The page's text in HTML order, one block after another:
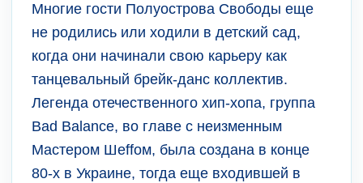
Многие гости Полуострова Свободы еще
не родились или ходили в детский сад,
когда они начинали свою карьеру как
танцевальный брейк-данс коллектив.
Легенда отечественного хип-хопа, группа
Bad Balance, во главе с неизменным
Мастером Шеffом, была создана в конце
80-х в Украине, тогда еще входившей в